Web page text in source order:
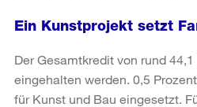
Ein Kunstprojekt setzt
Der Gesamtkredit von rund
eingehalten werden. 0,5
für Kunst und Bau eingesetzt.